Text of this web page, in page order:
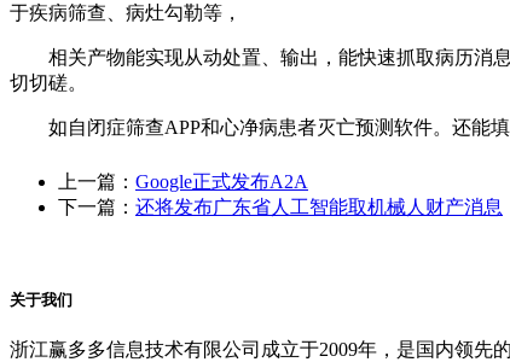
于疾病筛查、病灶勾勒等，
相关产物能实现从动处置、输出，能快速抓取病历消息
切切磋。
如自闭症筛查APP和心净病患者灭亡预测软件。还能填
上一篇： Google正式发布A2A
下一篇： 还将发布广东省人工智能取机械人财产消息
关于我们
浙江赢多多信息技术有限公司成立于2009年，是国内领